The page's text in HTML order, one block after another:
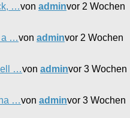
…von adminvor 2 Wochen
a …von adminvor 2 Wochen
…von adminvor 3 Wochen
…von adminvor 3 Wochen